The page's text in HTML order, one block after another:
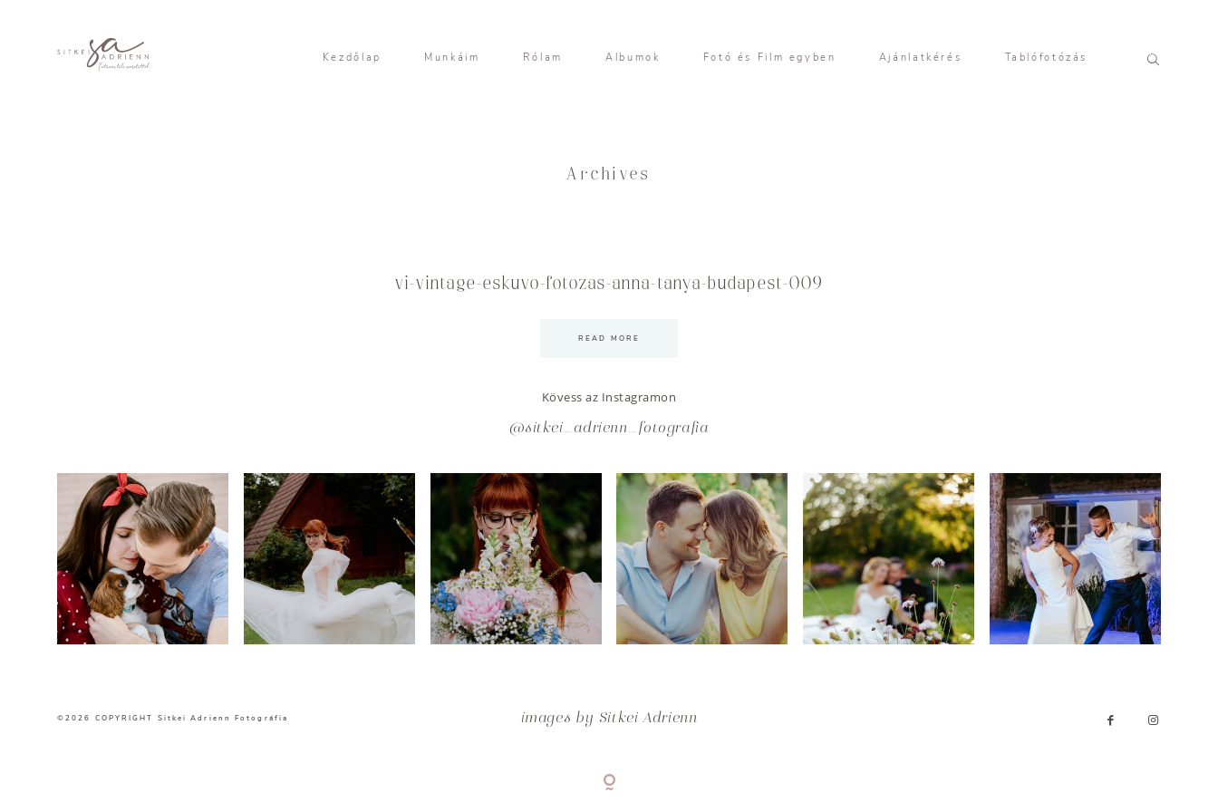
Kezdőlap Munkáim Rólam Albumok Fotó és Film egyben Ajánlatkérés Tablófotózás
Archives
vi-vintage-eskuvo-fotozas-anna-tanya-budapest-009
READ MORE
Kövess az Instagramon
@sitkei_adrienn_fotografia
©2026 COPYRIGHT Sitkei Adrienn Fotográfia images by Sitkei Adrienn